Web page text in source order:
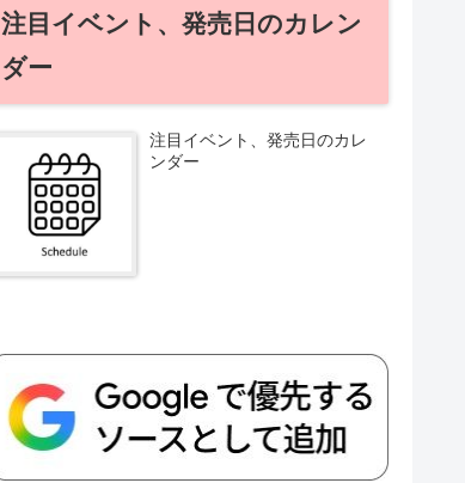
注目イベント、発売日のカレン
ダー
注目イベント、発売日のカレ
ンダー